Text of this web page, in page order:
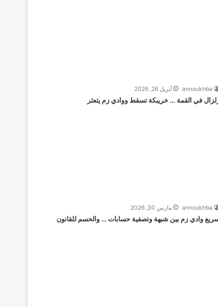
annoukhba أبريل 26, 2026
في القمة … خريبكة تسقط ووادي زم يتعثر
annoukhba مارس 30, 2026
وادي زم بين شبهة وتصفية حسابات … والحسم للقانون